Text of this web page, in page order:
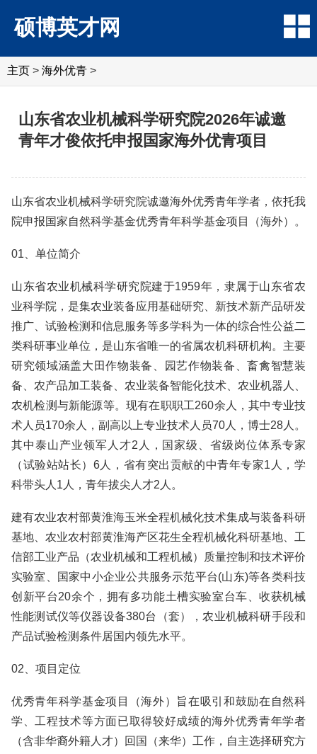
硕博英才网
主页 > 海外优青 >
山东省农业机械科学研究院2026年诚邀
青年才俊依托申报国家海外优青项目
山东省农业机械科学研究院诚邀海外优秀青年学者，依托我
院申报国家自然科学基金优秀青年科学基金项目（海外）。
01、单位简介
山东省农业机械科学研究院建于1959年，隶属于山东省农
业科学院，是集农业装备应用基础研究、新技术新产品研发
推广、试验检测和信息服务等多学科为一体的综合性公益二
类科研事业单位，是山东省唯一的省属农机科研机构。主要
研究领域涵盖大田作物装备、园艺作物装备、畜禽智慧装
备、农产品加工装备、农业装备智能化技术、农业机器人、
农机检测与新能源等。现有在职职工260余人，其中专业技
术人员170余人，副高以上专业技术人员70人，博士28人。
其中泰山产业领军人才2人，国家级、省级岗位体系专家
（试验站站长）6人，省有突出贡献的中青年专家1人，学
科带头人1人，青年拔尖人才2人。
建有农业农村部黄淮海玉米全程机械化技术集成与装备科研
基地、农业农村部黄淮海产区花生全程机械化科研基地、工
信部工业产品（农业机械和工程机械）质量控制和技术评价
实验室、国家中小企业公共服务示范平台(山东)等各类科技
创新平台20余个，拥有多功能土槽实验室台车、收获机械
性能测试仪等仪器设备380台（套），农业机械科研手段和
产品试验检测条件居国内领先水平。
02、项目定位
优秀青年科学基金项目（海外）旨在吸引和鼓励在自然科
学、工程技术等方面已取得较好成绩的海外优秀青年学者
（含非华裔外籍人才）回国（来华）工作，自主选择研究方